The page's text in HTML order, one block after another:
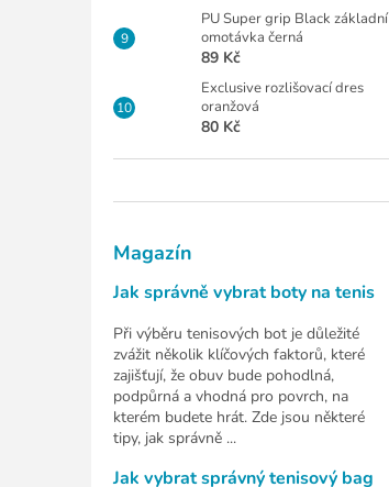
PU Super grip Black základní
omotávka černá
89 Kč
Exclusive rozlišovací dres
oranžová
80 Kč
Magazín
Jak správně vybrat boty na tenis
Při výběru tenisových bot je důležité
zvážit několik klíčových faktorů, které
zajišťují, že obuv bude pohodlná,
podpůrná a vhodná pro povrch, na
kterém budete hrát. Zde jsou některé
tipy, jak správně ...
Jak vybrat správný tenisový bag